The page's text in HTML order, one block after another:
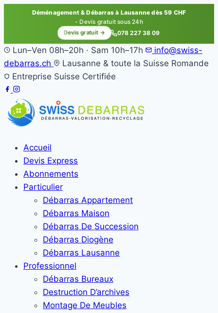
Déménagement & Débarras à Lausanne dès 59 CHF
- Devis gratuit sous 24h
Devis gratuit → 078 227 38 09
Lun–Ven 08h–20h · Sam 10h–17h
info@swiss-
debarras.ch
Lausanne & toute la Suisse Romande
Entreprise Suisse Certifiée
Accueil
Devis Express
Abonnements
Particulier
Débarras Appartement
Débarras Maison
Débarras De Succession
Débarras Diogène
Débarras Lausanne
Professionnel
Débarras Bureaux
Destruction D’archives
Montage De Meubles